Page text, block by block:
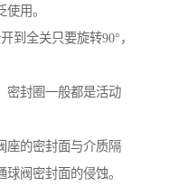
用。
到全关只要旋转90°，
密封圈一般都是活动
座的密封面与介质隔
阀密封面的侵蚀。